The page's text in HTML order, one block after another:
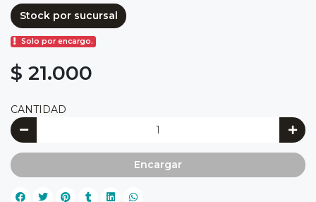
Stock por sucursal
Solo por encargo.
$ 21.000
CANTIDAD
Encargar